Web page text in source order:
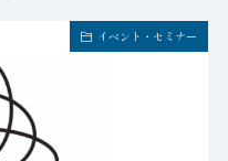
イベント・セミナー